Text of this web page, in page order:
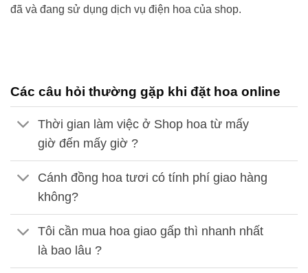
đã và đang sử dụng dịch vụ điện hoa của shop.
Các câu hỏi thường gặp khi đặt hoa online
Thời gian làm việc ở Shop hoa từ mấy
giờ đến mấy giờ ?
Cánh đồng hoa tươi có tính phí giao hàng
không?
Tôi cần mua hoa giao gấp thì nhanh nhất
là bao lâu ?